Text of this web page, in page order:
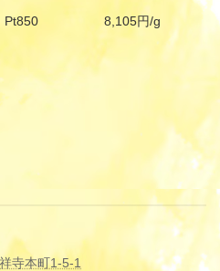
Pt850
8,105円/g
寺本町1-5-1